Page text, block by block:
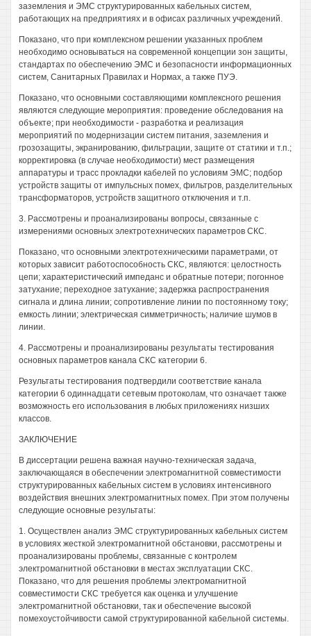
заземления и ЭМС структурированных кабельных систем,
работающих на предприятиях и в офисах различных учреждений.
Показано, что при комплексном решении указанных проблем
необходимо основываться на современной концепции зон защиты,
стандартах по обеспечению ЭМС и безопасности информационных
систем, Санитарных Правилах и Нормах, а также ПУЭ.
Показано, что основными составляющими комплексного решения
являются следующие мероприятия: проведение обследования на
объекте; при необходимости - разработка и реализация
мероприятий по модернизации систем питания, заземления и
грозозащиты, экранированию, фильтрации, защите от статики и т.п.;
корректировка (в случае необходимости) мест размещения
аппаратуры и трасс прокладки кабелей по условиям ЭМС; подбор
устройств защиты от импульсных помех, фильтров, разделительных
трансформаторов, устройств защитного отключения и т.п.
3. Рассмотрены и проанализированы вопросы, связанные с
измерениями основных электротехнических параметров СКС.
Показано, что основными электротехническими параметрами, от
которых зависит работоспособность СКС, являются: целостность
цепи; характеристический импеданс и обратные потери; погонное
затухание; переходное затухание; задержка распространения
сигнала и длина линии; сопротивление линии по постоянному току;
емкость линии; электрическая симметричность; наличие шумов в
линии.
4. Рассмотрены и проанализированы результаты тестирования
основных параметров канала СКС категории 6.
Результаты тестирования подтвердили соответствие канала
категории 6 одиннадцати сетевым протоколам, что означает также
возможность его использования в любых приложениях низших
классов.
ЗАКЛЮЧЕНИЕ
В диссертации решена важная научно-техническая задача,
заключающаяся в обеспечении электромагнитной совместимости
структурированных кабельных систем в условиях интенсивного
воздействия внешних электромагнитных помех. При этом получены
следующие основные результаты:
1. Осуществлен анализ ЭМС структурированных кабельных систем
в условиях жесткой электромагнитной обстановки, рассмотрены и
проанализированы проблемы, связанные с контролем
электромагнитной обстановки в местах эксплуатации СКС.
Показано, что для решения проблемы электромагнитной
совместимости СКС требуется как оценка и улучшение
электромагнитной обстановки, так и обеспечение высокой
помехоустойчивости самой структурированной кабельной системы.